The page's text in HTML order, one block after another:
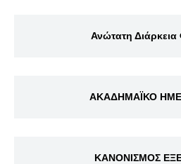
Ανώτατη Διάρκεια
ΑΚΑΔΗΜΑΪΚΟ
ΚΑΝΟΝΙΣΜΟΣ